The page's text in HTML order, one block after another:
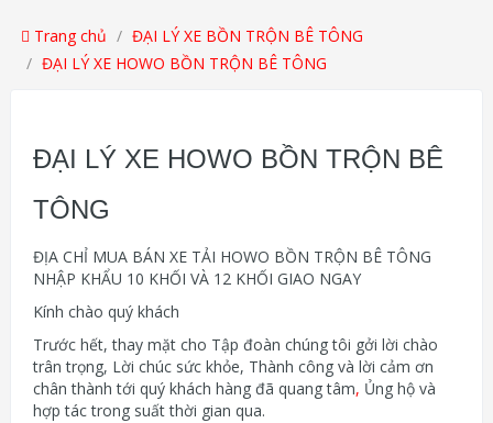
Trang chủ
ĐẠI LÝ XE BỒN TRỘN BÊ TÔNG
ĐẠI LÝ XE HOWO BỒN TRỘN BÊ TÔNG
ĐẠI LÝ XE HOWO BỒN TRỘN BÊ
TÔNG
ĐỊA CHỈ MUA BÁN XE TẢI HOWO BỒN TRỘN BÊ TÔNG
NHẬP KHẨU 10 KHỐI VÀ 12 KHỐI GIAO NGAY
Kính chào quý khách
Trước hết, thay mặt cho Tập đoàn chúng tôi gởi lời chào
trân trọng, Lời chúc sức khỏe, Thành công và lời cảm ơn
chân thành tới quý khách hàng đã quang tâm, Ủng hộ và
hợp tác trong suất thời gian qua.